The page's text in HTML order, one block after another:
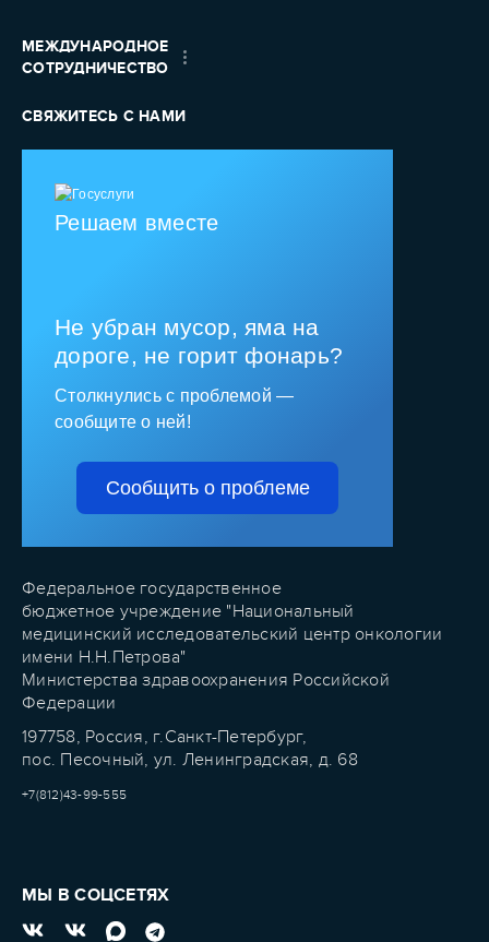
МЕЖДУНАРОДНОЕ
СОТРУДНИЧЕСТВО
СВЯЖИТЕСЬ С НАМИ
Решаем вместе
Не убран мусор, яма на
дороге, не горит фонарь?
Столкнулись с проблемой —
сообщите о ней!
Сообщить о проблеме
Федеральное государственное
бюджетное учреждение "Национальный
медицинский исследовательский центр онкологии
имени Н.Н.Петрова"
Министерства здравоохранения Российской
Федерации
197758, Россия, г.Санкт-Петербург,
пос. Песочный, ул. Ленинградская, д. 68
+7(812)43-99-555
МЫ В СОЦСЕТЯХ